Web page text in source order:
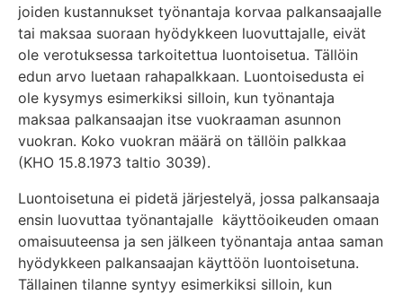
joiden kustannukset työnantaja korvaa palkansaajalle
tai maksaa suoraan hyödykkeen luovuttajalle, eivät
ole verotuksessa tarkoitettua luontoisetua. Tällöin
edun arvo luetaan rahapalkkaan. Luontoisedusta ei
ole kysymys esimerkiksi silloin, kun työnantaja
maksaa palkansaajan itse vuokraaman asunnon
vuokran. Koko vuokran määrä on tällöin palkkaa
(KHO 15.8.1973 taltio 3039).
Luontoisetuna ei pidetä järjestelyä, jossa palkansaaja
ensin luovuttaa työnantajalle käyttöoikeuden omaan
omaisuuteensa ja sen jälkeen työnantaja antaa saman
hyödykkeen palkansaajan käyttöön luontoisetuna.
Tällainen tilanne syntyy esimerkiksi silloin, kun